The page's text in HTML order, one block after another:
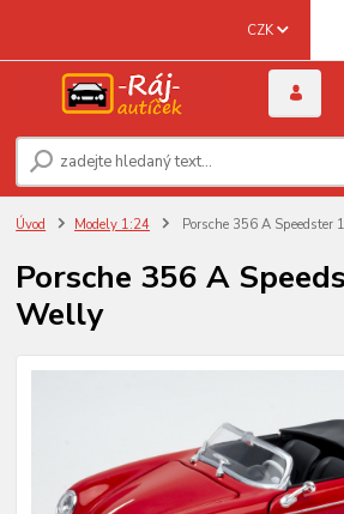
CZK
Úvod Modely 1:24 Porsche 356 A Speedster
Porsche 356 A
Welly